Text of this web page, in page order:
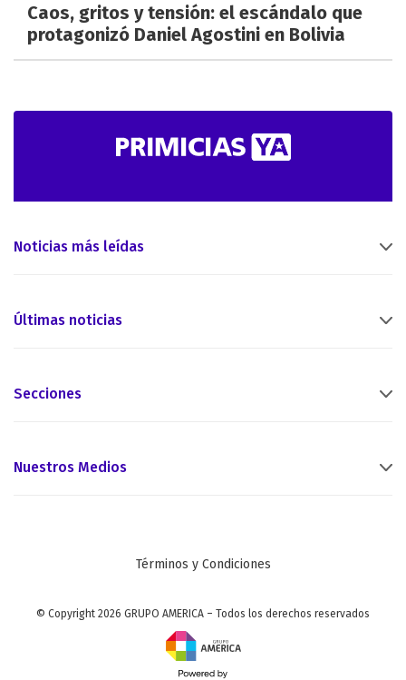
Caos, gritos y tensión: el escándalo que
protagonizó Daniel Agostini en Bolivia
Noticias más leídas
Últimas noticias
Secciones
Nuestros Medios
Términos y Condiciones
© Copyright 2026 GRUPO AMERICA – Todos los derechos reservados